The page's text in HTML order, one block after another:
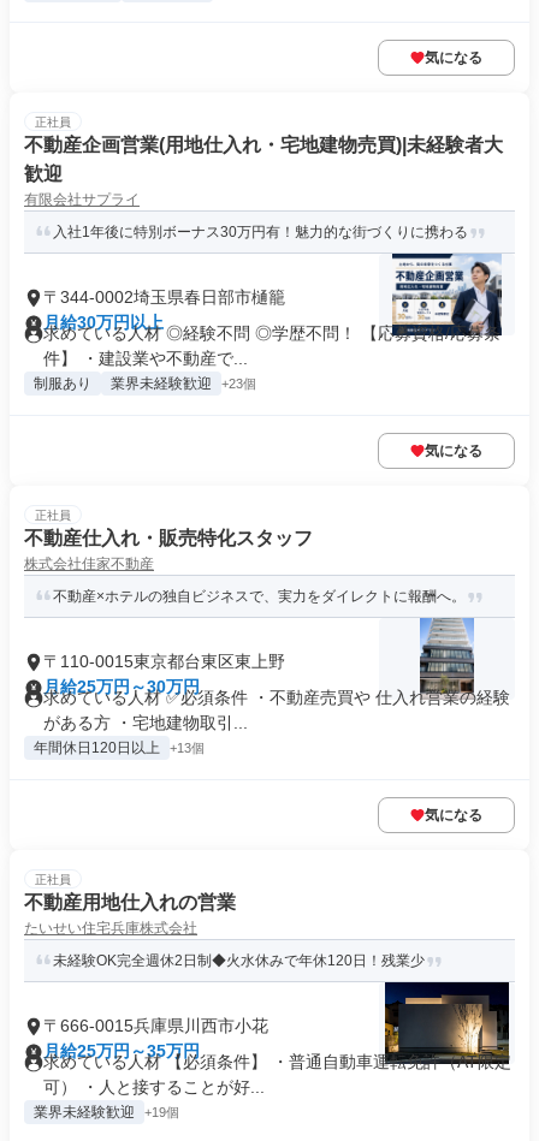
気になる
正社員
不動産企画営業(用地仕入れ・宅地建物売買)|未経験者大
歓迎
有限会社サプライ
入社1年後に特別ボーナス30万円有！魅力的な街づくりに携わる
〒344-0002埼玉県春日部市樋籠
月給30万円以上
求めている人材 ◎経験不問 ◎学歴不問！ 【応募資格/応募条
件】 ・建設業や不動産で...
制服あり 業界未経験歓迎 +23個
気になる
正社員
不動産仕入れ・販売特化スタッフ
株式会社佳家不動産
不動産×ホテルの独自ビジネスで、実力をダイレクトに報酬へ。
〒110-0015東京都台東区東上野
月給25万円～30万円
求めている人材 ✅必須条件 ・不動産売買や 仕入れ営業の経験
がある方 ・宅地建物取引...
年間休日120日以上 +13個
気になる
正社員
不動産用地仕入れの営業
たいせい住宅兵庫株式会社
未経験OK完全週休2日制◆火水休みで年休120日！残業少
〒666-0015兵庫県川西市小花
月給25万円～35万円
求めている人材 【必須条件】 ・普通自動車運転免許（AT限定
可） ・人と接することが好...
業界未経験歓迎 +19個